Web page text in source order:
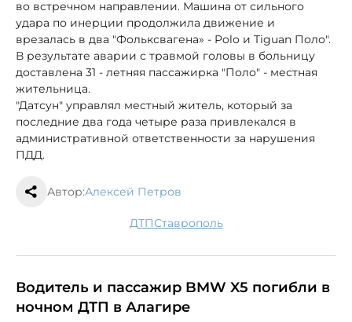
во встречном направлении. Машина от сильного
удара по инерции продолжила движение и
врезалась в два "Фольксвагена» - Polo и Tiguan Поло".
В результате аварии с травмой головы в больницу
доставлена 31 - летняя пассажирка "Поло" - местная
жительница.
"Датсун" управлял местный житель, который за
последние два года четыре раза привлекался в
административной ответственности за нарушения
ПДД.
Автор:Алексей Петров
ДТП Ставрополь
Водитель и пассажир BMW X5 погибли в
ночном ДТП в Алагире